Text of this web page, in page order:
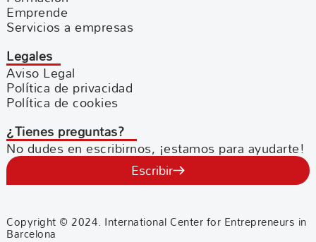
Emprende
Servicios a empresas
Legales
Aviso Legal
Política de privacidad
Política de cookies
¿Tienes preguntas?
No dudes en escribirnos, ¡estamos para ayudarte!
Escribir
Copyright © 2024. International Center for Entrepreneurs in
Barcelona